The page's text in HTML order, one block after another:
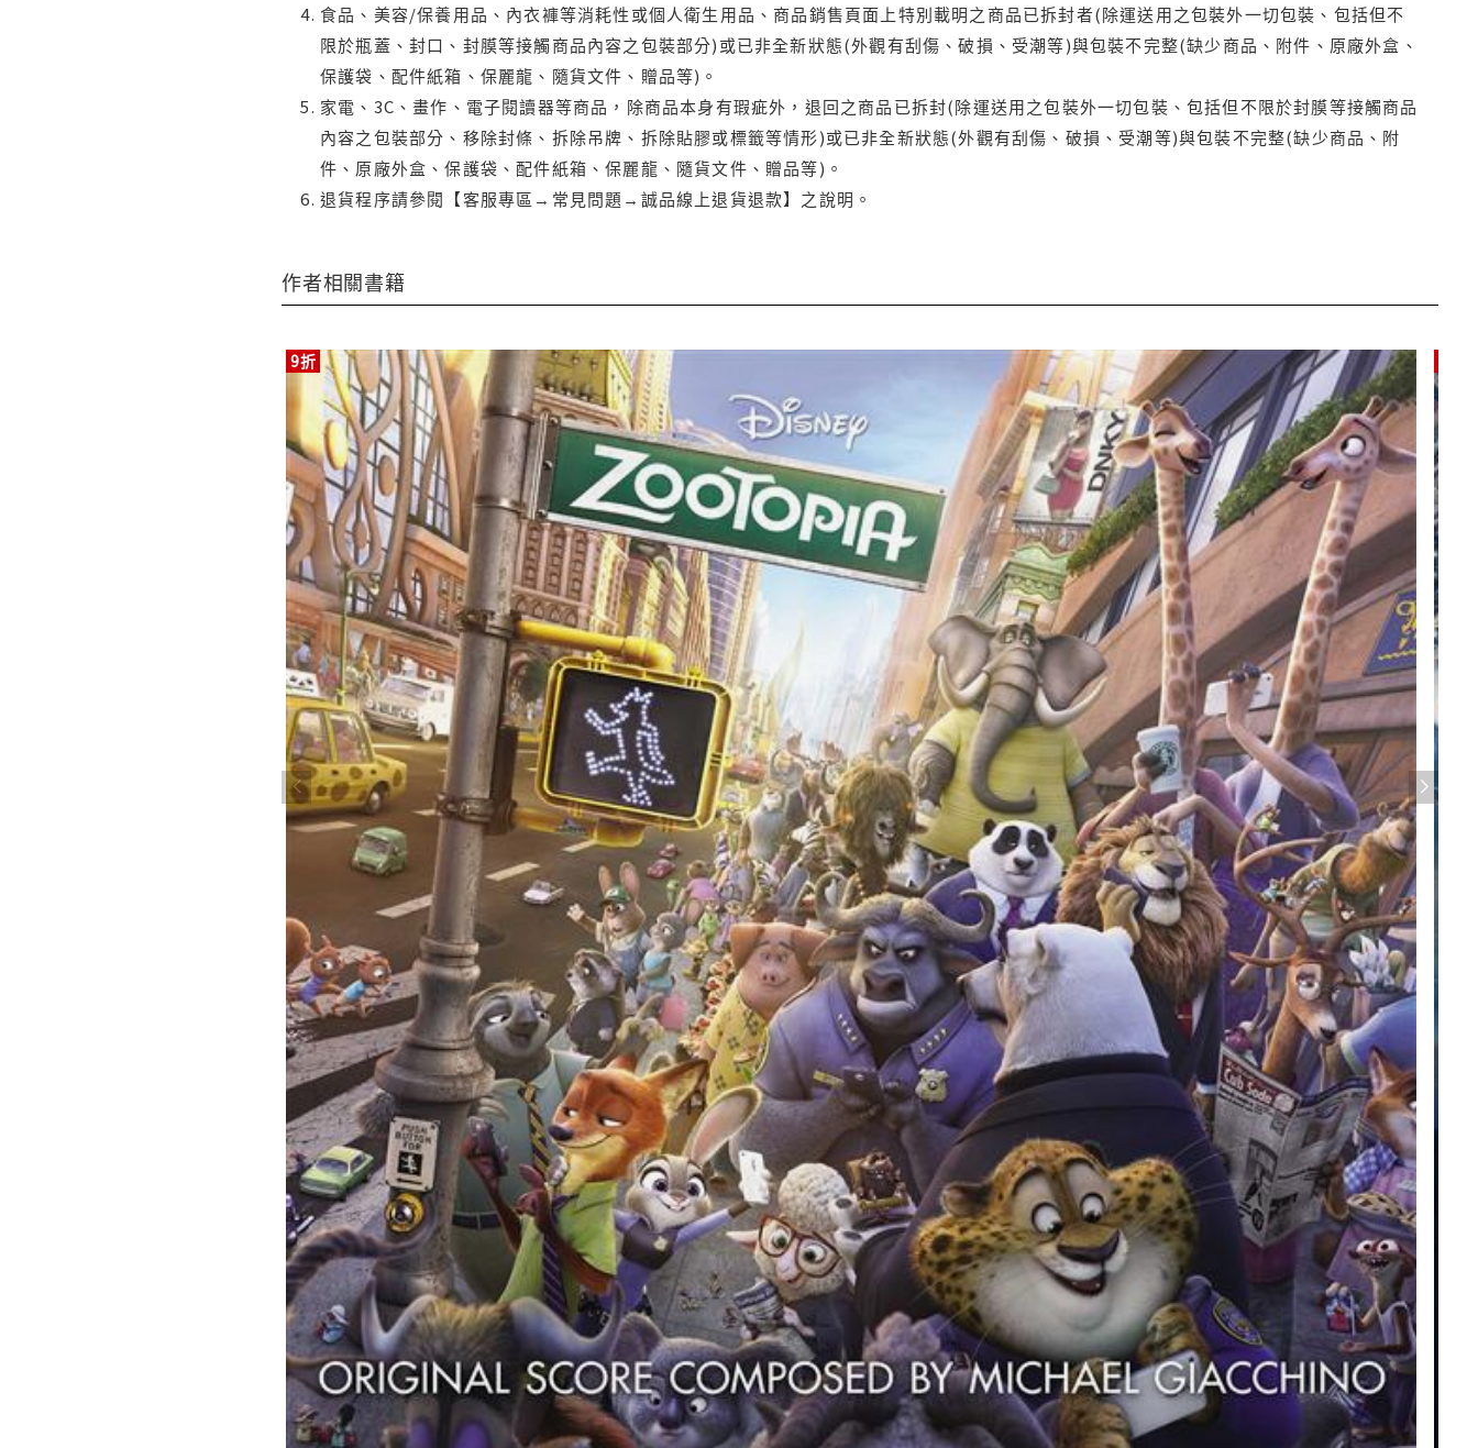
食品、美容/保養用品、內衣褲等消耗性或個人衛生用品、商品銷售頁面上特別載明之商品已拆封者(除運送用之包裝外一切包裝、包括但不
限於瓶蓋、封口、封膜等接觸商品內容之包裝部分)或已非全新狀態(外觀有刮傷、破損、受潮等)與包裝不完整(缺少商品、附件、原廠外盒、
保護袋、配件紙箱、保麗龍、隨貨文件、贈品等)。
家電、3C、畫作、電子閱讀器等商品，除商品本身有瑕疵外，退回之商品已拆封(除運送用之包裝外一切包裝、包括但不限於封膜等接觸商品
內容之包裝部分、移除封條、拆除吊牌、拆除貼膠或標籤等情形)或已非全新狀態(外觀有刮傷、破損、受潮等)與包裝不完整(缺少商品、附
件、原廠外盒、保護袋、配件紙箱、保麗龍、隨貨文件、贈品等)。
退貨程序請參閱【客服專區→常見問題→誠品線上退貨退款】之說明。
作者相關書籍
9折